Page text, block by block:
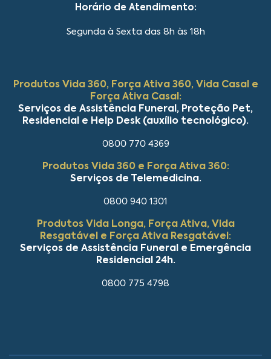
Horário de Atendimento:
Segunda à Sexta das 8h às 18h
Produtos Vida 360, Força Ativa 360, Vida Casal e
Força Ativa Casal:
Serviços de Assistência Funeral, Proteção Pet,
Residencial e Help Desk (auxílio tecnológico).
0800 770 4369
Produtos Vida 360 e Força Ativa 360:
Serviços de Telemedicina.
0800 940 1301
Produtos Vida Longa, Força Ativa, Vida
Resgatável e Força Ativa Resgatável:
Serviços de Assistência Funeral e Emergência
Residencial 24h.
0800 775 4798